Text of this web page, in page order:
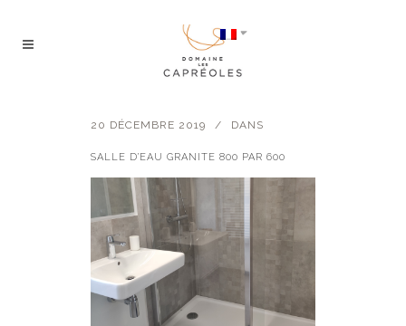
20 DÉCEMBRE 2019 DANS
SALLE D’EAU GRANITE 800 PAR 600